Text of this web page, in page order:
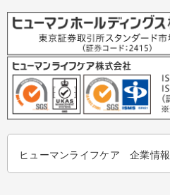
ヒューマンライフケア 企業情報